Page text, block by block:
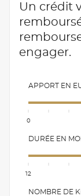
Un crédit
engager.
APPORT EN
0
DURÉE EN
12
NOMBRE DE